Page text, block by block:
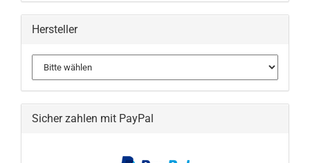
Hersteller
Sicher zahlen mit PayPal